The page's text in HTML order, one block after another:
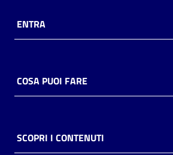
Risorse
online
Casa
Piani
ENTRA
COSA PUOI FARE
SCOPRI I CONTENUTI